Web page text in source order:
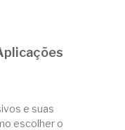
e suas
escolher o